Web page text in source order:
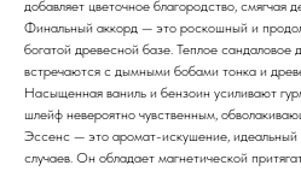
добавляет цветочное благородство, смягчая
Финальный аккорд — это роскошный и
богатой древесной базе. Теплое сандаловое
встречаются с дымными бобами тонка и
Насыщенная ваниль и бензоин усиливают
шлейф невероятно чувственным,
Эссенс — это аромат-искушение, идеальный
случаев. Он обладает магнетической